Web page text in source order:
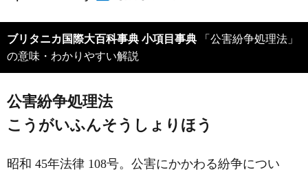
ブリタニカ国際大百科事典 小項目事典 「公害紛争処理法」
の意味・わかりやすい解説
公害紛争処理法
こうがいふんそうしょりほう
昭和 45年法律 108号。公害にかかわる紛争につい